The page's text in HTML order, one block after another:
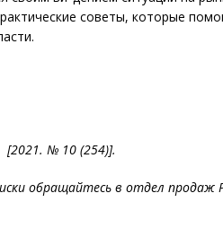
советы, которые
[2021. № 10 (254)].
обращайтесь в отдел продаж